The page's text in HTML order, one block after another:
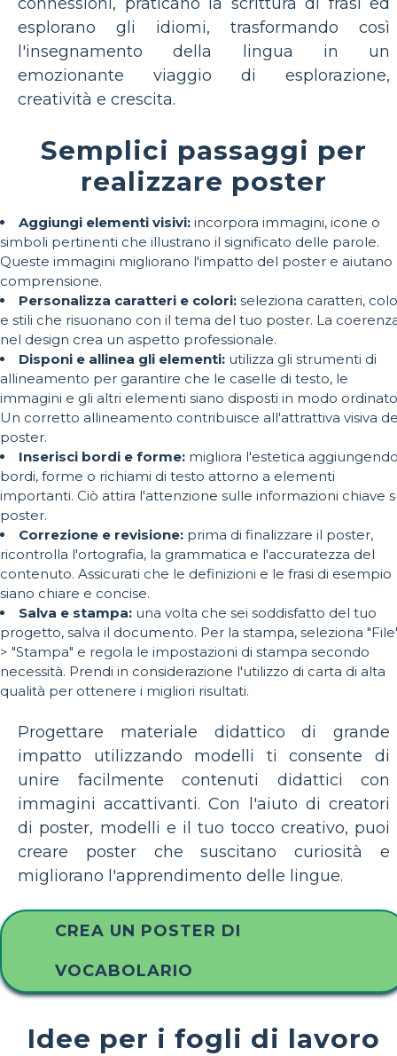
esplorano gli idiomi, trasformando così
l'insegnamento della lingua in un
emozionante viaggio di esplorazione,
creatività e crescita.
Semplici passaggi per
realizzare poster
Aggiungi elementi visivi: incorpora immagini, icone o
simboli pertinenti che illustrano il significato delle parole.
Queste immagini migliorano l'impatto del poster e aiutano
comprensione.
Personalizza caratteri e colori: seleziona caratteri,
e stili che risuonano con il tema del tuo poster. La
nel design crea un aspetto professionale.
Disponi e allinea gli elementi: utilizza gli strumenti di
allineamento per garantire che le caselle di testo, le
immagini e gli altri elementi siano disposti in modo
Un corretto allineamento contribuisce all'attrattiva visiva
poster.
Inserisci bordi e forme: migliora l'estetica
bordi, forme o richiami di testo attorno a elementi
importanti. Ciò attira l'attenzione sulle informazioni chiave
poster.
Correzione e revisione: prima di finalizzare il poster,
ricontrolla l'ortografia, la grammatica e l'accuratezza del
contenuto. Assicurati che le definizioni e le frasi di esempio
siano chiare e concise.
Salva e stampa: una volta che sei soddisfatto del tuo
progetto, salva il documento. Per la stampa, seleziona
> "Stampa" e regola le impostazioni di stampa secondo
necessità. Prendi in considerazione l'utilizzo di carta di alta
qualità per ottenere i migliori risultati.
Progettare materiale didattico di grande
impatto utilizzando modelli ti consente di
unire facilmente contenuti didattici con
immagini accattivanti. Con l'aiuto di creatori
di poster, modelli e il tuo tocco creativo, puoi
creare poster che suscitano curiosità e
migliorano l'apprendimento delle lingue.
CREA UN POSTER DI
VOCABOLARIO
Idee per i fogli di lavoro